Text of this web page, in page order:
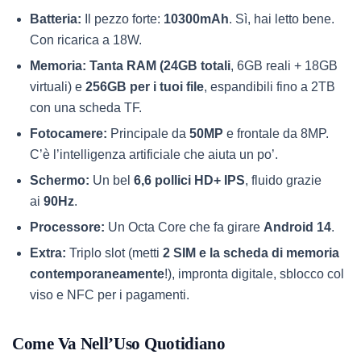
Batteria: Il pezzo forte: 10300mAh. Sì, hai letto bene.
Con ricarica a 18W.
Memoria: Tanta RAM (24GB totali, 6GB reali + 18GB
virtuali) e 256GB per i tuoi file, espandibili fino a 2TB
con una scheda TF.
Fotocamere: Principale da 50MP e frontale da 8MP.
C’è l’intelligenza artificiale che aiuta un po’.
Schermo: Un bel 6,6 pollici HD+ IPS, fluido grazie
ai 90Hz.
Processore: Un Octa Core che fa girare Android 14.
Extra: Triplo slot (metti 2 SIM e la scheda di memoria
contemporaneamente!), impronta digitale, sblocco col
viso e NFC per i pagamenti.
Come Va Nell’Uso Quotidiano